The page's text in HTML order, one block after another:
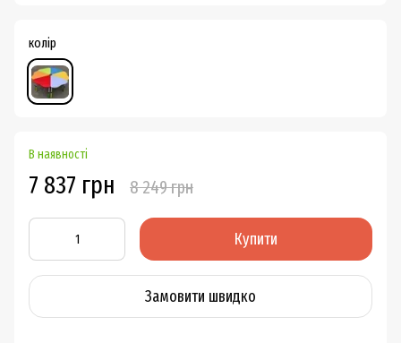
колір
В наявності
7 837 грн 8 249 грн
Купити
Замовити швидко